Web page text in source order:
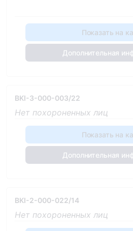
Показать на
Дополнительная
BKI-3-000-003/22
Нет похороненных лиц
Показать на
Дополнительная
BKI-2-000-022/14
Нет похороненных лиц